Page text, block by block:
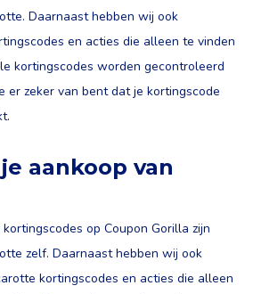
Daarnaast hebben wij ook
en acties die alleen te vinden
kortingscodes worden gecontroleerd
er zeker van bent dat je kortingscode
aankoop van
op Coupon Gorilla zijn
zelf. Daarnaast hebben wij ook
kortingscodes en acties die alleen